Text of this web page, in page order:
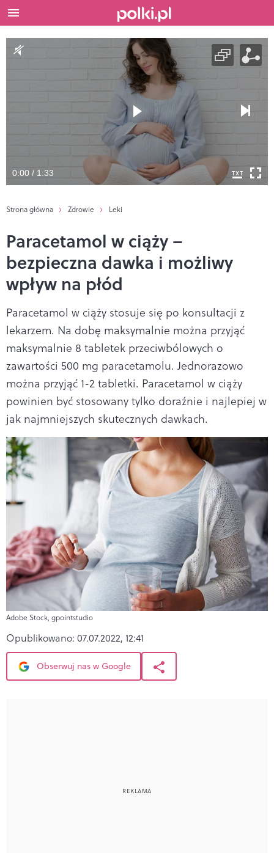
0:00 / 1:33
Strona główna Zdrowie Leki
Paracetamol w ciąży –
bezpieczna dawka i możliwy
wpływ na płód
Paracetamol w ciąży stosuje się po konsultacji z
lekarzem. Na dobę maksymalnie można przyjąć
maksymalnie 8 tabletek przeciwbólowych o
zawartości 500 mg paracetamolu. Jednorazowo
można przyjąć 1-2 tabletki. Paracetamol w ciąży
powinien być stosowany tylko doraźnie i najlepiej w
jak najmniejszych skutecznych dawkach.
Adobe Stock, gpointstudio
Opublikowano: 07.07.2022, 12:41
Obserwuj nas w Google